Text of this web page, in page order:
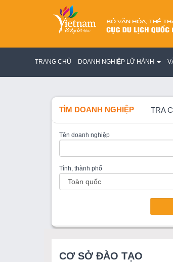
TRANG CHỦ DOANH NGHIỆP LỮ HÀNH
TÌM DOANH NGHIỆP TRA
Tên doanh nghiệp
Tỉnh, thành phố
CƠ SỞ ĐÀO TẠO